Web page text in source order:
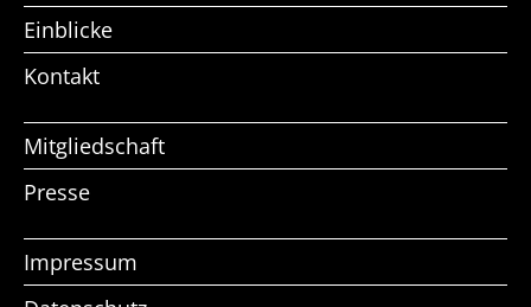
Einblicke
Kontakt
Mitgliedschaft
Presse
Impressum